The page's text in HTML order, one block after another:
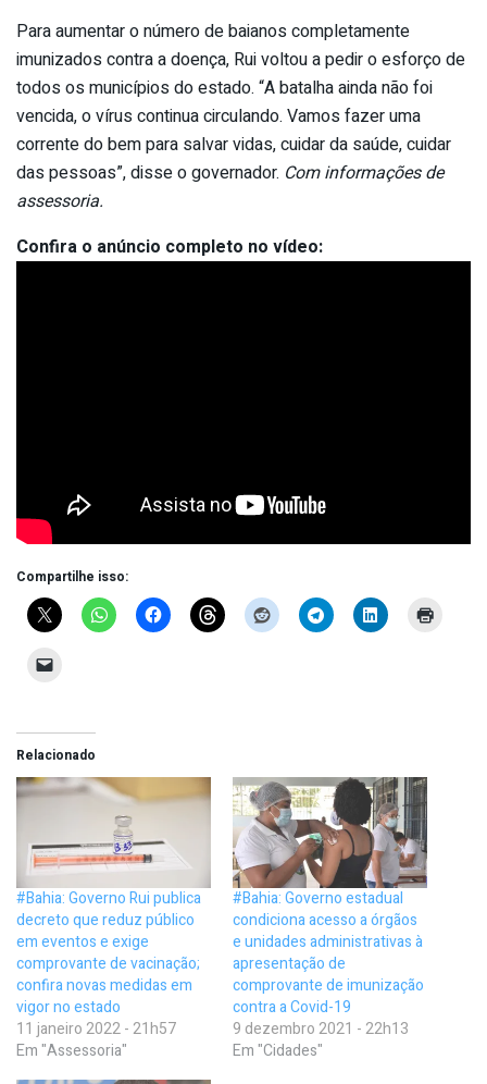
Para aumentar o número de baianos completamente
imunizados contra a doença, Rui voltou a pedir o esforço de
todos os municípios do estado. “A batalha ainda não foi
vencida, o vírus continua circulando. Vamos fazer uma
corrente do bem para salvar vidas, cuidar da saúde, cuidar
das pessoas”, disse o governador. Com informações de
assessoria.
Confira o anúncio completo no vídeo:
Compartilhe isso:
Relacionado
#Bahia: Governo Rui publica
decreto que reduz público
em eventos e exige
comprovante de vacinação;
confira novas medidas em
vigor no estado
11 janeiro 2022 - 21h57
Em "Assessoria"
#Bahia: Governo estadual
condiciona acesso a órgãos
e unidades administrativas à
apresentação de
comprovante de imunização
contra a Covid-19
9 dezembro 2021 - 22h13
Em "Cidades"